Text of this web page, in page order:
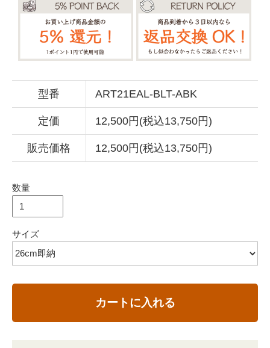
型番 ART21EAL-BLT-ABK
定価 12,500円(税込13,750円)
販売価格 12,500円(税込13,750円)
数量
サイズ
カートに入れる